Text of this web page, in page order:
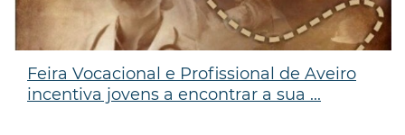
Feira Vocacional e Profissional de Aveiro
incentiva jovens a encontrar a sua ...